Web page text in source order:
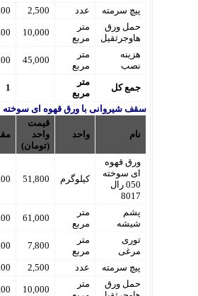
پیچ سرمته عدد 2,500
حمل ورق
هاوجرثقیل
متر
مربع
10,000
هزینه
نصب
متر
مربع
45,000
جمع کل
متر
مربع
1
سقف شیروانی با ورق قهوه ای سوخته
نام واحد
قیمت
واحد
(تومان)
ورق قهوه
ای سوخته
050 رال
8017
کیلوگرم 51,800
پشم
شیشه
متر
مربع
61,000
توری
مرغی
متر
مربع
7,800
پیچ سرمته عدد 2,500
حمل ورق
متر
10,000